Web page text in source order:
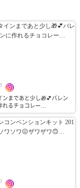
ンまであと少し🎁💕⁠⁠バレン
れる⁠チョコレー…